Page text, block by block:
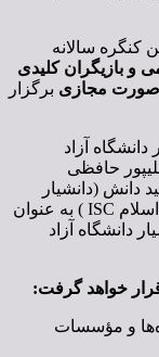
کنگره سالانه
و بازیگران کلیدی
برگزار
دانشگاه آزاد
حافظی
دانش (دانشیار
موسسه استنادی و پایش علم و فناوری جهان اسلام ISC ) به عنوان
دانشگاه آزاد
خواهد گرفت:
و مؤسسات